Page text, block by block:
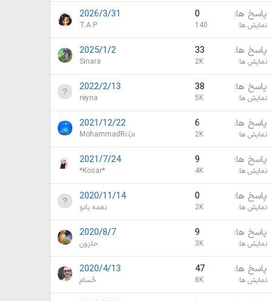
پاسخ ها 0
نمایش ها 140
2026/3/31
T.A.P
پاسخ ها 33
نمایش ها 2K
2025/1/2
Sinara
پاسخ ها 38
نمایش ها 5K
2022/2/13
reyna
پاسخ ها 6
نمایش ها 2K
2021/12/22
MohammadRεζα
پاسخ ها 9
نمایش ها 4K
2021/7/24
*Kosar*
پاسخ ها 0
نمایش ها 2K
2020/11/14
نغمه بانو
پاسخ ها 9
نمایش ها 3K
2020/8/7
حلزون
پاسخ ها 47
نمایش ها 8K
2020/4/13
حُسام